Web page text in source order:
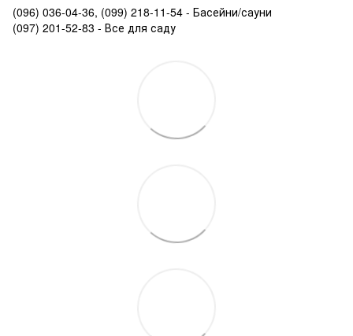
(096) 036-04-36, (099) 218-11-54 - Басейни/сауни
(097) 201-52-83 - Все для саду